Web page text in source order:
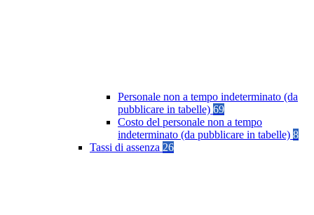
Personale non a tempo indeterminato (da
pubblicare in tabelle) 69
Costo del personale non a tempo
indeterminato (da pubblicare in tabelle) 8
Tassi di assenza 26